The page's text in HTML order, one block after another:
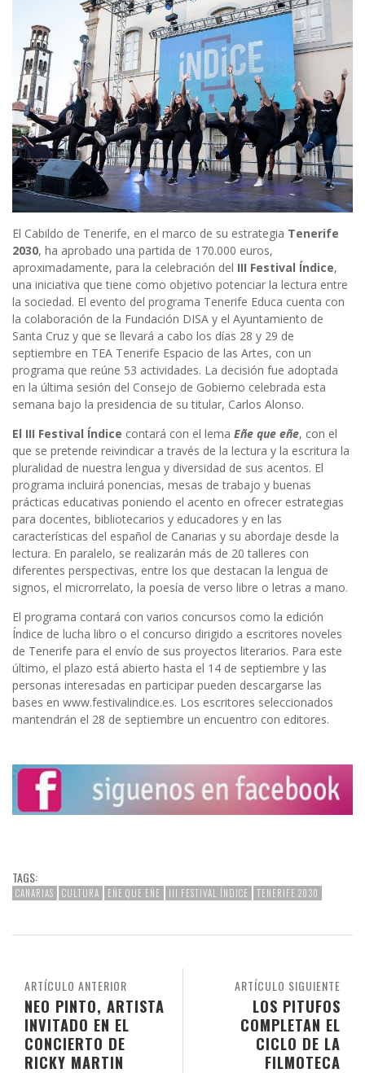
El Cabildo de Tenerife, en el marco de su estrategia Tenerife
2030, ha aprobado una partida de 170.000 euros,
aproximadamente, para la celebración del III Festival Índice,
una iniciativa que tiene como objetivo potenciar la lectura entre
la sociedad. El evento del programa Tenerife Educa cuenta con
la colaboración de la Fundación DISA y el Ayuntamiento de
Santa Cruz y que se llevará a cabo los días 28 y 29 de
septiembre en TEA Tenerife Espacio de las Artes, con un
programa que reúne 53 actividades. La decisión fue adoptada
en la última sesión del Consejo de Gobierno celebrada esta
semana bajo la presidencia de su titular, Carlos Alonso.
El III Festival Índice contará con el lema Eñe que eñe, con el
que se pretende reivindicar a través de la lectura y la escritura la
pluralidad de nuestra lengua y diversidad de sus acentos. El
programa incluirá ponencias, mesas de trabajo y buenas
prácticas educativas poniendo el acento en ofrecer estrategias
para docentes, bibliotecarios y educadores y en las
características del español de Canarias y su abordaje desde la
lectura. En paralelo, se realizarán más de 20 talleres con
diferentes perspectivas, entre los que destacan la lengua de
signos, el microrrelato, la poesía de verso libre o letras a mano.
El programa contará con varios concursos como la edición
Índice de lucha libro o el concurso dirigido a escritores noveles
de Tenerife para el envío de sus proyectos literarios. Para este
último, el plazo está abierto hasta el 14 de septiembre y las
personas interesadas en participar pueden descargarse las
bases en www.festivalindice.es. Los escritores seleccionados
mantendrán el 28 de septiembre un encuentro con editores.
TAGS:
CANARIAS CULTURA EÑE QUE EÑE III FESTIVAL ÍNDICE TENERIFE 2030
ARTÍCULO SIGUIENTE
LOS PITUFOS
COMPLETAN EL
CICLO DE LA
FILMOTECA
ARTÍCULO ANTERIOR
NEO PINTO, ARTISTA
INVITADO EN EL
CONCIERTO DE
RICKY MARTIN